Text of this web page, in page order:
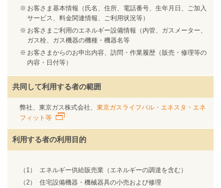
お客さま基本情報（氏名、住所、電話番号、生年月日、ご加入
サービス、料金関連情報、ご利用状況等）
お客さまご利用のエネルギー設備情報（内管、ガスメーター、
ガス栓、ガス機器の機種・機器名等
お客さまからのお申出内容、訪問・作業履歴（販売・修理等の
内容・日付等）
共同して利用する者の範囲
弊社、東京ガス株式会社、 東京ガスライフバル・エネスタ・エネ
フィット等
利用する者の利用目的
（1）
エネルギー供給販売業（エネルギーの調達を含む）
（2）
住宅設備機器・機械器具の小売および修理